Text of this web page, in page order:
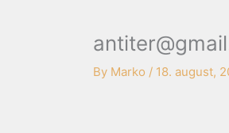
By Marko / 18. august,